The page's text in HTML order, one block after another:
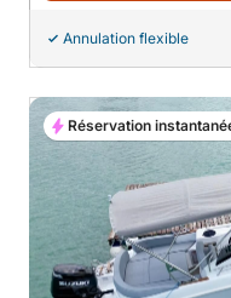
Annulation flexible
Réservation